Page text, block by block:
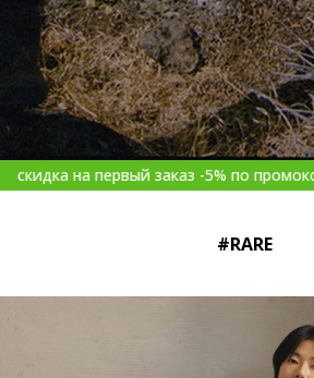
первый заказ -5% по промокоду
#RARE